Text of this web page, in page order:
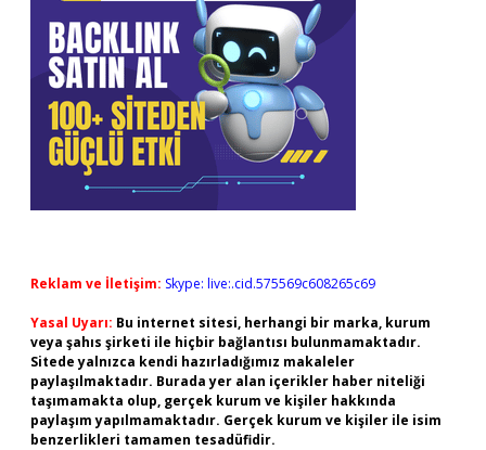
Reklam ve İletişim: Skype: live:.cid.575569c608265c69
Yasal Uyarı: Bu internet sitesi, herhangi bir marka, kurum
veya şahıs şirketi ile hiçbir bağlantısı bulunmamaktadır.
Sitede yalnızca kendi hazırladığımız makaleler
paylaşılmaktadır. Burada yer alan içerikler haber niteliği
taşımamakta olup, gerçek kurum ve kişiler hakkında
paylaşım yapılmamaktadır. Gerçek kurum ve kişiler ile isim
benzerlikleri tamamen tesadüfidir.